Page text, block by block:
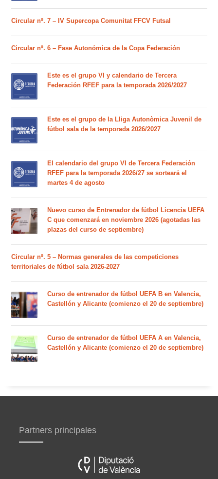
Circular nº. 7 – IV Supercopa Comunitat FFCV Futsal
Circular nº. 6 – Fase Autonómica de la Copa Federación
Este es el grupo VI y calendario de Tercera
Federación RFEF para la temporada 2026/2027
Este es el grupo de la Lliga Autonòmica Juvenil de
fútbol sala de la temporada 2026/2027
El calendario del grupo VI de Tercera Federación
RFEF para la temporada 2026/27 se sorteará el
martes 4 de agosto
Nuevo curso de Entrenador de fútbol Licencia UEFA
C que comenzará en noviembre 2026 (agotadas las
plazas del curso de septiembre)
Circular nº. 5 – Normas generales de las competiciones
territoriales de fútbol sala 2026-2027
Curso de entrenador de fútbol UEFA B en Valencia,
Castellón y Alicante (comienzo el 20 de septiembre)
Curso de entrenador de fútbol UEFA A en Valencia,
Castellón y Alicante (comienzo el 20 de septiembre)
Partners principales